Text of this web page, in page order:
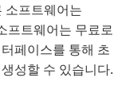
소프트웨어는
프트웨어는 무료로
페이스를 통해 초
성할 수 있습니다.